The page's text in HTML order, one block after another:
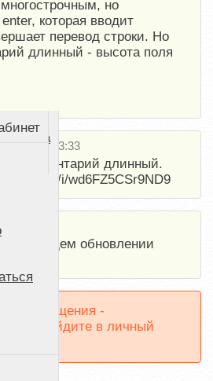
но
которая вводит
перевод строки. Но
длинный - высота поля
2016 13:33
комментарий длинный.
yadi.sk/i/wd6FZ5CSr9ND9
17:06
обновлении
на сообщения -
и войдите в личный